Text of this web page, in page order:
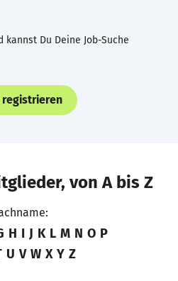
Du Deine Job-Suche
registrieren
von A bis Z
H I J K L M N O P
U V W X Y Z